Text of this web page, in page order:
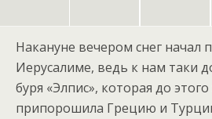
Накануне вечером снег начал
Иерусалиме, ведь к нам таки
буря «Элпис», которая до
припорошила Грецию и